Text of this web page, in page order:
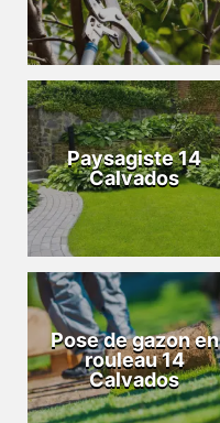
Paysagiste 14
Calvados
Pose de gazon en
rouleau 14
Calvados